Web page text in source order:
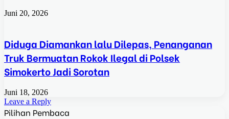
Juni 20, 2026
Diduga Diamankan lalu Dilepas, Penanganan
Truk Bermuatan Rokok Ilegal di Polsek
Simokerto Jadi Sorotan
Juni 18, 2026
Leave a Reply
Pilihan Pembaca